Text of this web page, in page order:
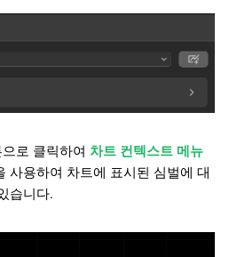
로 클릭하여 차트 컨텍스트 메뉴
사용하여 차트에 표시된 심벌에 대
습니다.